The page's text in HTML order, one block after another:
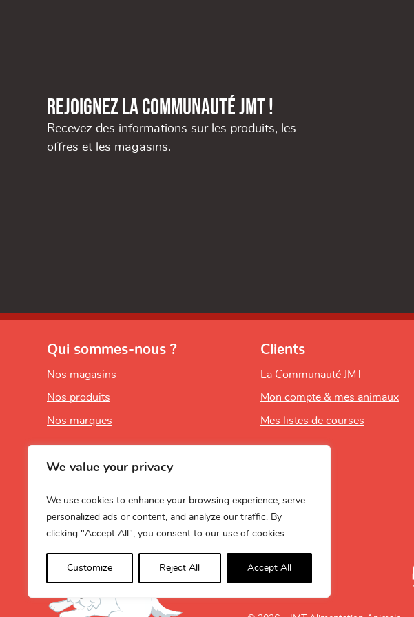
We value your privacy
We use cookies to enhance your browsing experience, serve
personalized ads or content, and analyze our traffic. By
clicking "Accept All", you consent to our use of cookies.
Customize Reject All Accept All
Rejoignez la communauté JMT !
Recevez des informations sur les produits, les
offres et les magasins.
Qui sommes-nous ?
Nos magasins
Nos produits
Nos marques
Clients
La Communauté JMT
Mon compte & mes animaux
Mes listes de courses